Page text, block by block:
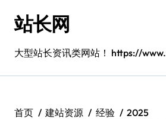
站长网
大型站长资讯类网站！ https://
首页 建站资源 经验
2025